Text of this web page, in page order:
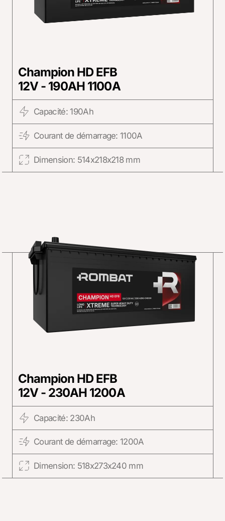
Champion HD EFB
12V - 190AH 1100A
Capacité: 190Ah
Courant de démarrage: 1100A
Dimension: 514x218x218 mm
Champion HD EFB
12V - 230AH 1200A
Capacité: 230Ah
Courant de démarrage: 1200A
Dimension: 518x273x240 mm